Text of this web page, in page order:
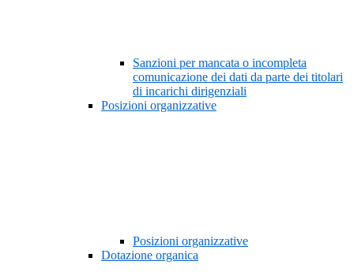
Sanzioni per mancata o incompleta
comunicazione dei dati da parte dei titolari
di incarichi dirigenziali
Posizioni organizzative
Posizioni organizzative
Dotazione organica